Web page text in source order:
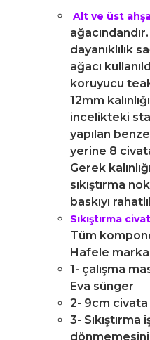
Alt ve üst
dayanıklılık
ağacı
koruyucu
12mm
incelikteki
yapılan
yerine 8
Gerek
sıkıştırma
baskıyı
Sıkıştırma
Tüm
Hafele
1- çalışma
Eva sünger
2- 9cm civata
3- Sıkıştırma
dönmemesini